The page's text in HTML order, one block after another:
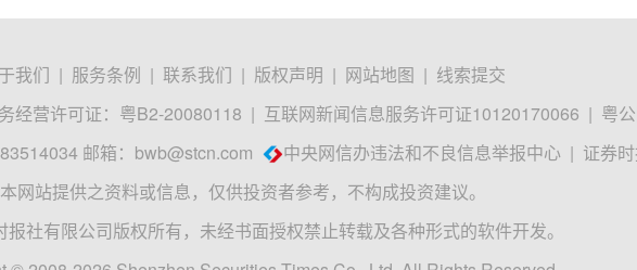
我们 | 服务条例 | 联系我们 | 版权声明 | 网站地图 | 线索提交
经营许可证：粤B2-20080118 | 互联网新闻信息服务许可证10120170066 | 粤
邮箱： bwb@stcn.com 中央网信办违法和不良信息举报中心 | 证券
本网站提供之资料或信息，仅供投资者参考，不构成投资建议。
报社有限公司版权所有，未经书面授权禁止转载及各种形式的软件开发。